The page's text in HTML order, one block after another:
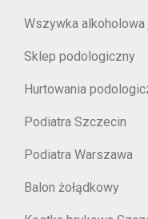
Wszywka alkoholowa
Sklep podologiczny
Hurtowania
Podiatra Szczecin
Podiatra Warszawa
Balon żołądkowy